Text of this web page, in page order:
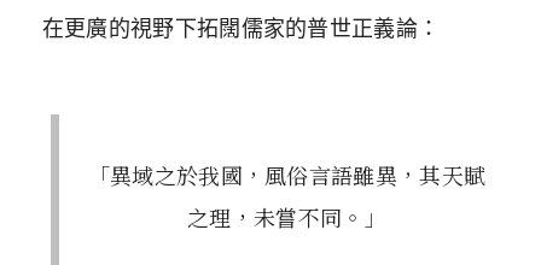
在更廣的視野下拓闊儒家的普世正義論：
「異域之於我國，風俗言語雖異，其天賦
之理，未嘗不同。」